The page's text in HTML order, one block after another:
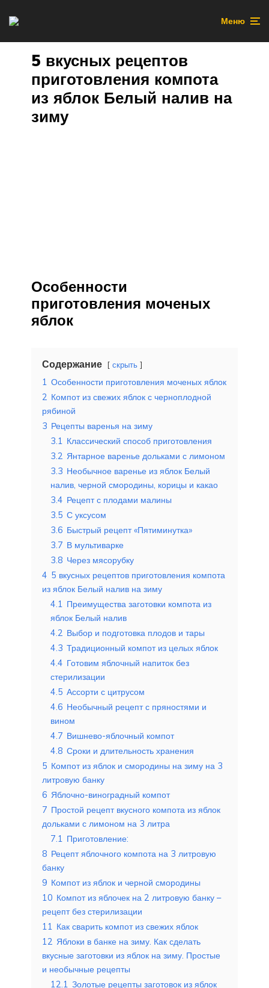
Меню
5 вкусных рецептов
приготовления компота
из яблок Белый налив на
зиму
Особенности
приготовления моченых
яблок
Содержание скрыть
1 Особенности приготовления моченых яблок
2 Компот из свежих яблок с черноплодной
рябиной
3 Рецепты варенья на зиму
3.1 Классический способ приготовления
3.2 Янтарное варенье дольками с лимоном
3.3 Необычное варенье из яблок Белый
налив, черной смородины, корицы и какао
3.4 Рецепт с плодами малины
3.5 С уксусом
3.6 Быстрый рецепт «Пятиминутка»
3.7 В мультиварке
3.8 Через мясорубку
4 5 вкусных рецептов приготовления компота
из яблок Белый налив на зиму
4.1 Преимущества заготовки компота из
яблок Белый налив
4.2 Выбор и подготовка плодов и тары
4.3 Традиционный компот из целых яблок
4.4 Готовим яблочный напиток без
стерилизации
4.5 Ассорти с цитрусом
4.6 Необычный рецепт с пряностями и
вином
4.7 Вишнево-яблочный компот
4.8 Сроки и длительность хранения
5 Компот из яблок и смородины на зиму на 3
литровую банку
6 Яблочно-виноградный компот
7 Простой рецепт вкусного компота из яблок
дольками с лимоном на 3 литра
7.1 Приготовление:
8 Рецепт яблочного компота на 3 литровую
банку
9 Компот из яблок и черной смородины
10 Компот из яблочек на 2 литровую банку –
рецепт без стерилизации
11 Как сварить компот из свежих яблок
12 Яблоки в банке на зиму. Как сделать
вкусные заготовки из яблок на зиму. Простые
и необычные рецепты
12.1 Золотые рецепты заготовок из яблок